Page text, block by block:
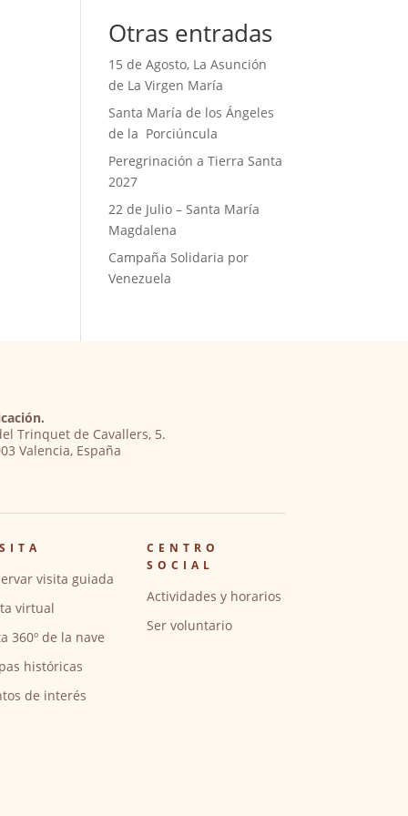
Otras entradas
15 de Agosto, La Asunción
de La Virgen María
Santa María de los Ángeles
de la Porciúncula
Peregrinación a Tierra Santa
2027
22 de Julio – Santa María
Magdalena
Campaña Solidaria por
Venezuela
Trinquet de Cavallers, 5.
Valencia, España
visita guiada
virtual
360º de la nave
históricas
de interés
CENTRO
SOCIAL
Actividades y horarios
Ser voluntario